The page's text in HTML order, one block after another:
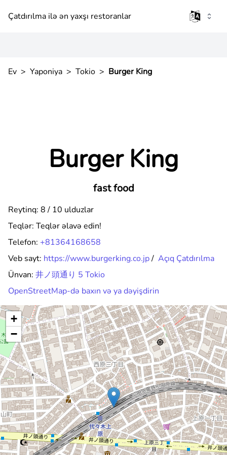
Çatdırılma ilə ən yaxşı restoranlar
Ev > Yaponiya > Tokio > Burger King
Burger King
fast food
Reytinq: 8 / 10 ulduzlar
Teqlər: Teqlər əlavə edin!
Telefon: +81364168658
Veb sayt: https://www.burgerking.co.jp/ Açıq Çatdırılma
Ünvan: 井ノ頭通り 5 Tokio
OpenStreetMap-də baxın və ya dəyişdirin
+
−